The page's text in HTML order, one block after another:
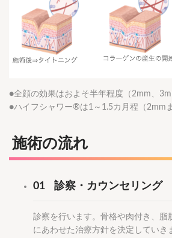
●全顔の効果はおよそ半年程度（2mm、
●ハイフシャワー®は1～1.5カ月程（2mm
施術の流れ
01 診察・カウンセリング
診察を行います。骨格や肉付き、脂
にあわせた治療方針を決定していき